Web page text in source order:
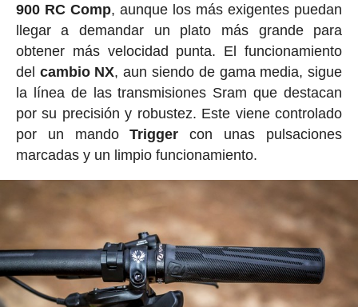
900 RC Comp, aunque los más exigentes puedan
llegar a demandar un plato más grande para
obtener más velocidad punta. El funcionamiento
del cambio NX, aun siendo de gama media, sigue
la línea de las transmisiones Sram que destacan
por su precisión y robustez. Este viene controlado
por un mandoTrigger con unas pulsaciones
marcadas y un limpio funcionamiento.